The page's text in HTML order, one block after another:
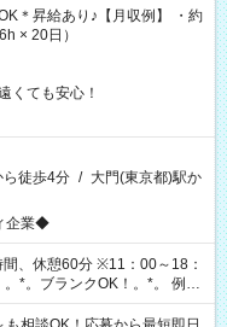
＊昇給あり♪【月収例】 ・約
× 20日）
ても安心！
ら徒歩4分 / 大門(東京都)駅か
企業◆
、休憩60分 ※11：00～18：
ルセンター/受付/販売/カフェ
ント/化粧品販売/など 様々な